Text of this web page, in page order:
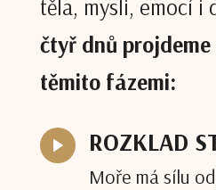
těla, mysli, emocí i
čtyř dnů projdeme
těmito fázemi:
ROZKLAD
Moře má sílu